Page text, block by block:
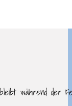
während der